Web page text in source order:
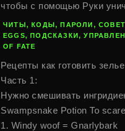
чтобы с помощью Руки
ЧИТЫ, КОДЫ, ПАРОЛИ,
EGGS, ПОДСКАЗКИ,
OF FATE
Рецепты как готовить
Часть 1:
Нужно смешивать
Swampsnake Potion To
1. Windy woof = Gnarlybark